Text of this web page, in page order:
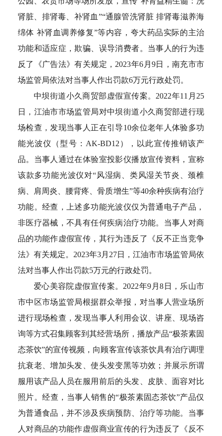
肾脏、排肾毒、补肾血”“通腺管洗肾脏 排肾毒滋养海
绵体 补肾血调养修复”等内容，夸大药品实际的主治
功能和适应症，欺骗、误导消费者。当事人的行为违
反了《广告法》有关规定，2023年6月9日，南充市市
场监管局依法对当事人作出罚款6万元行政处罚。
中坝街道小久商贸部虚假宣传案。2022年11月25
日，江油市市场监管局对中坝街道小久商贸部进行现
场检查，发现当事人正在引导10余位老年人体验多功
能光波仪（型号：AK-BD12），以此宣传推销该产
品。当事人通过在体验室投影仪播放宣传资料，宣称
该款多功能光波仪对“风湿病、类风湿关节炎、颈椎
病、肩周炎、腰背疼、骨质增生”等40余种疾病有治疗
功能。经查，上述多功能光波仪仅为普通电子产品，
非医疗器械，不具有任何疾病治疗功能。当事人对商
品的功能作虚假宣传，其行为违反了《反不正当竞争
法》有关规定。2023年3月27日，江油市市场监管局依
法对当事人作出罚款5万元的行政处罚。
爱心美容院虚假宣传案。2022年9月8日，乐山市
市中区市场监管局根据群众举报，对当事人营业场所
进行现场检查，发现当事人利用会议、讲座、现场咨
询等方式召集顾客到其经营场所，播放产品“极茶素固
态茶饮”的宣传视频，向顾客宣传该茶饮具有治疗调理
抗衰老、增加头发、使头发变黑等功效；并展示所谓
服用该产品人员在服用前后的头发、皮肤、面容对比
照片。经查，当事人销售的“极茶素固态茶饮”产品仅
为普通食品，并不涉及疾病预防、治疗等功能。当事
人对商品的功能作虚假商业宣传的行为违反了《反不